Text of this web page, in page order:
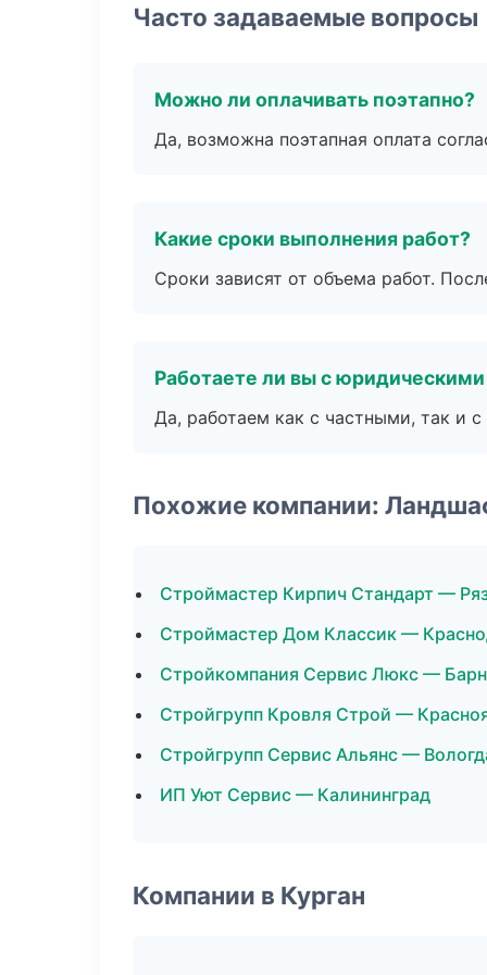
Часто задаваемые вопросы
Можно ли оплачивать поэтапно?
Да, возможна поэтапная оплата
Какие сроки выполнения работ?
Сроки зависят от объема работ.
Работаете ли вы с
Да, работаем как с частными, так и
Похожие компании:
Строймастер Кирпич Стандарт —
Строймастер Дом Классик —
Стройкомпания Сервис Люкс —
Стройгрупп Кровля Строй —
Стройгрупп Сервис Альянс —
ИП Уют Сервис — Калининград
Компании в Курган